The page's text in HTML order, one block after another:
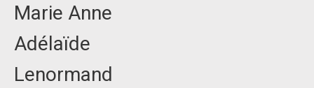
Marie Anne
Adélaïde
Lenormand